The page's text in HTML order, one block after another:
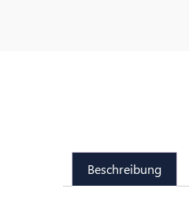
Beschreibung